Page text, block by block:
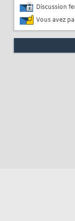
Discussion
Vous avez